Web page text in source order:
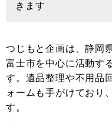
きます
つじもと企画は、静岡
富士市を中心に活動す
す。遺品整理や不用品
ォームも手がけており
す。